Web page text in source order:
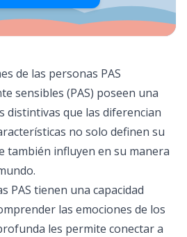
de las personas PAS
sensibles (PAS) poseen una
distintivas que las diferencian
no solo definen su
también influyen en su manera
PAS tienen una capacidad
las emociones de los
les permite conectar a